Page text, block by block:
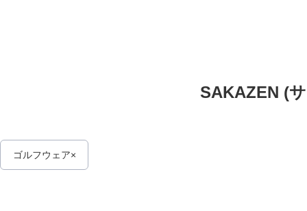
SAKAZEN (
ゴルフウェア